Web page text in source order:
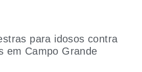
para idosos contra
em Campo Grande